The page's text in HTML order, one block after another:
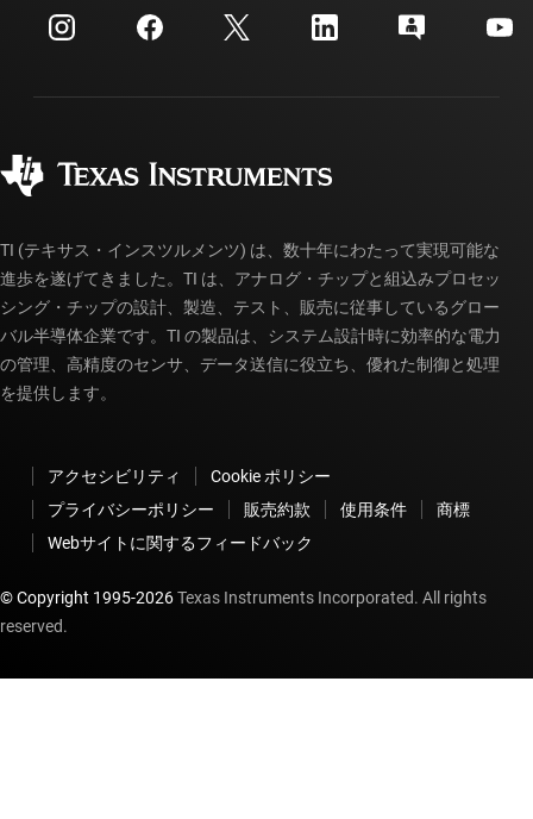
投資家向け情報
製造
カスタマー・サポート・センター
myTI アカウントの FAQ
ご注文に関する FAQ
TI (テキサス・インスツルメンツ) は、数十年にわたって実現可能な
進歩を遂げてきました。TI は、アナログ・チップと組込みプロセッ
シング・チップの設計、製造、テスト、販売に従事しているグロー
バル半導体企業です。TI の製品は、システム設計時に効率的な電力
の管理、高精度のセンサ、データ送信に役立ち、優れた制御と処理
を提供します。
アクセシビリティ
Cookie ポリシー
プライバシーポリシー
販売約款 使用条件
商標
Webサイトに関するフィードバック
© Copyright 1995-2026Texas Instruments Incorporated. All rights
reserved.